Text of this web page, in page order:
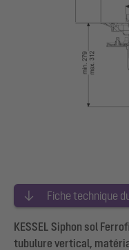
Fiche technique
KESSEL Siphon sol
tubulure vertical,